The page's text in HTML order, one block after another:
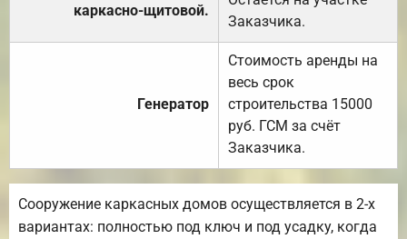
каркасно-щитовой.
Заказчика.
Генератор
Стоимость аренды на
весь срок
строительства 15000
руб. ГСМ за счёт
Заказчика.
Сооружение каркасных домов осуществляется в 2-х
вариантах: полностью под ключ и под усадку, когда